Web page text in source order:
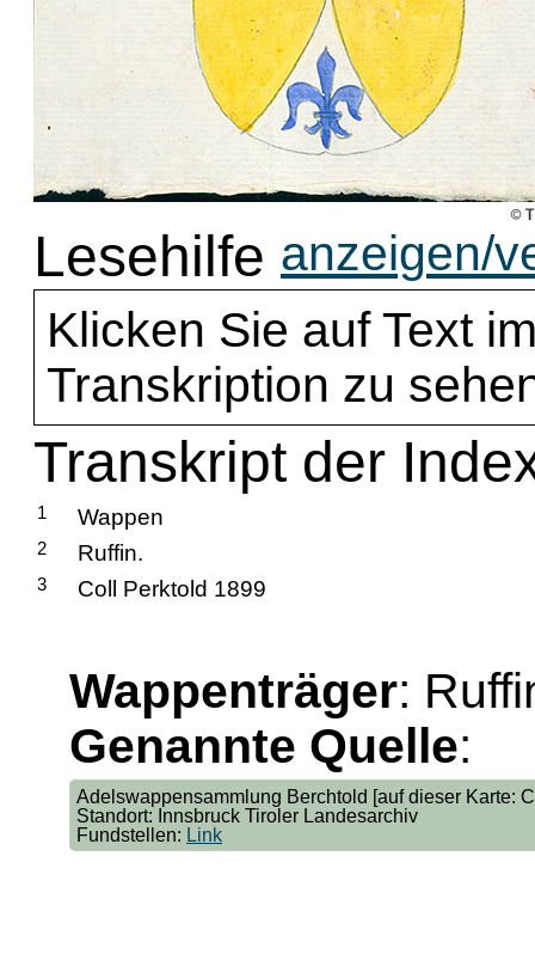
Lesehilfe anzeigen/
Klicken Sie auf Text
Transkription zu
Transkript der
1 Wappen
2 Ruffin.
3 Coll Perktold 1899
Wappenträger:
Genannte Quelle:
Adelswappensammlung Berchtold [auf dieser Karte:
Standort: Innsbruck Tiroler Landesarchiv
Fundstellen: Link